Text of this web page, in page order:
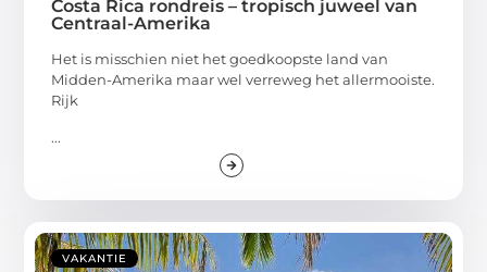
Costa Rica rondreis – tropisch juweel van
Centraal-Amerika
Het is misschien niet het goedkoopste land van
Midden-Amerika maar wel verreweg het allermooiste.
Rijk
...
VAKANTIE